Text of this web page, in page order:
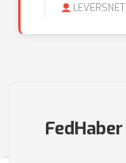
LEVERSNET
FedHaber